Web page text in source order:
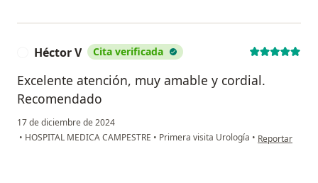
Héctor V Cita verificada
Excelente atención, muy amable y cordial.
Recomendado
17 de diciembre de 2024
• HOSPITAL MEDICA CAMPESTRE • Primera visita Urología • en opinión del
Reportar